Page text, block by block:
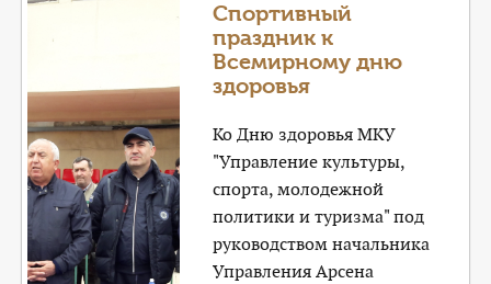
Спортивный
праздник к
Всемирному дню
здоровья
Ко Дню здоровья МКУ
"Управление культуры,
спорта, молодежной
политики и туризма" под
руководством начальника
Управления Арсена